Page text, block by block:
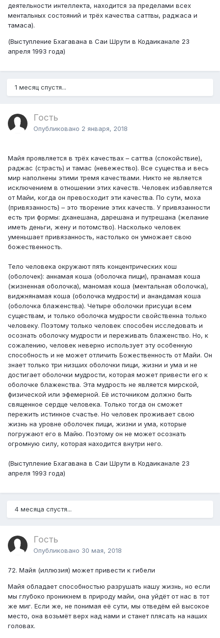
деятельности интеллекта, находится за пределами всех
ментальных состояний и трёх качества саттвы, раджаса и
тамаса).
(Выступление Бхагавана в Саи Шрути в Кодаиканале 23
апреля 1993 года)
1 месяц спустя...
Гость
Опубликовано 2 января, 2018
Майя проявляется в трёх качествах – саттва (спокойствие),
раджас (страсть) и тамас (невежество). Все существа и весь
мир наполнены этими тремя качествами. Никто не является
исключением в отношении этих качеств. Человек избавляется
от Майи, когда он превосходит эти качества. По сути, моха
(привязанность) – это творение этих качеств. У привязанности
есть три формы: дханешана, дарешана и путрешана (желание
иметь деньги, жену и потомство). Насколько человек
уменьшает привязанность, настолько он умножает свою
божественность.
Тело человека окружают пять концентрических кош
(оболочек): аннамая коша (оболочка пищи), пранамая коша
(жизненная оболочка), маномая коша (ментальная оболочка),
виджнянамая коша (оболочка мудрости) и анандамая коша
(оболочка блаженства). Четыре оболочки присущи всем
существам, и только оболочка мудрости свойственна только
человеку. Поэтому только человек способен исследовать и
осознать оболочку мудрости и переживать блаженство. Но, к
сожалению, человек неверно использует эту особенную
способность и не может отличить Божественность от Майи. Он
знает только три низших оболочки пищи, жизни и ума и не
достигает оболочки мудрости, которая может привести его к
оболочке блаженства. Эта мудрость не является мирской,
физической или эфемерной. Её источником должно быть
священное сердце человека. Только тогда он сможет
пережить истинное счастье. Но человек проживает свою
жизнь на уровне оболочек пищи, жизни и ума, которые
погружают его в Майю. Поэтому он не может осознать
огромную силу, которая находится внутри него.
(Выступление Бхагавана в Саи Шрути в Кодаиканале 23
апреля 1993 года)
4 месяца спустя...
Гость
Опубликовано 30 мая, 2018
72. Майя (иллюзия) может привести к гибели
Майя обладает способностью разрушать нашу жизнь, но если
мы глубоко проникнем в природу майи, она уйдёт от нас в тот
же миг. Если же, не понимая её сути, мы отведём ей высокое
место, она возьмёт верх над нами и станет плясать на наших
головах.